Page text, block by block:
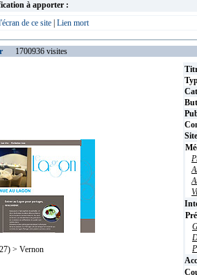
à apporter :
de ce site Lien mort
1700936 visites
> Vernon